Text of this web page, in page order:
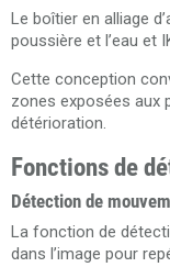
Le boîtier en alliage
poussière et l’eau et
Cette conception
zones exposées aux
détérioration.
Fonctions de
Détection de
La fonction de
dans l’image pour